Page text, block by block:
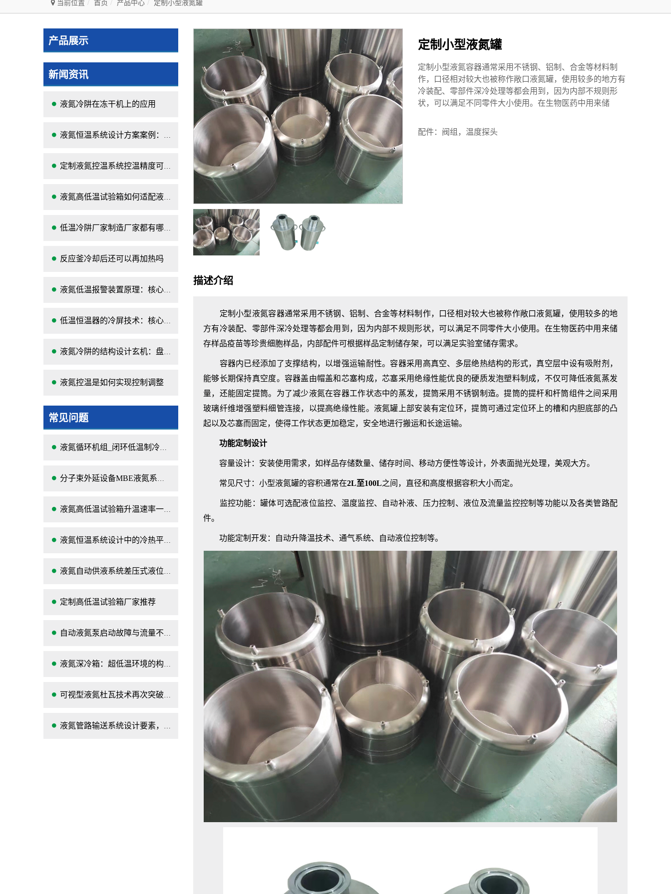
当前位置 首页 产品中心 定制小型液氮罐
产品展示
新闻资讯
液氮冷阱在冻干机上的应用
液氮恒温系统设计方案案例：-120℃深冷控温装置实操记录
定制液氮控温系统控温精度可以达到的范围及应用
液氮高低温试验箱如何适配液氮罐？核心要点与实操指南
低温冷阱厂家制造厂家都有哪些？
反应釜冷却后还可以再加热吗
液氮低温报警装置原理：核心机制、组成与应用解析
低温恒温器的冷屏技术：核心结构、功能与设计解析
液氮冷阱的结构设计玄机：盘管式 vs 腔体式，哪种捕集效率更高
液氮控温是如何实现控制调整
常见问题
液氮循环机组_闭环低温制冷设备
分子束外延设备MBE液氮系统介绍,构成
液氮高低温试验箱升温速率一般多少？
液氮恒温系统设计中的冷热平衡控温难点
液氮自动供液系统差压式液位计测量值周期性
定制高低温试验箱厂家推荐
自动液氮泵启动故障与流量不稳定问题：技术排查
液氮深冷箱：超低温环境的构建与多领域技术赋能
可视型液氮杜瓦技术再次突破赋能
液氮管路输送系统设计要素，及其功能开发
定制小型液氮罐
定制小型液氮容器通常采用不锈钢、铝制、合金等材料制
作，口径相对较大也被称作敞口液氮罐，使用较多的地方有
冷装配、零部件深冷处理等都会用到，因为内部不规则形
状，可以满足不同零件大小使用。在生物医药中用来储
配件：阀组，温度探头
描述介绍
定制小型液氮容器通常采用不锈钢、铝制、合金等材料制作，口径相对较大也被称作敞口液氮罐，使用较多的地
方有冷装配、零部件深冷处理等都会用到，因为内部不规则形状，可以满足不同零件大小使用。在生物医药中用来储
存样品疫苗等珍贵细胞样品，内部配件可根据样品定制储存架，可以满足实验室储存需求。
容器内已经添加了支撑结构，以增强运输耐性。容器采用高真空、多层绝热结构的形式，真空层中设有吸附剂，
能够长期保持真空度。容器盖由帽盖和芯塞构成，芯塞采用绝缘性能优良的硬质发泡塑料制成，不仅可降低液氮蒸发
量，还能固定提筒。为了减少液氮在容器工作状态中的蒸发，提筒采用不锈钢制造。提筒的提杆和杆筒组件之间采用
玻璃纤维增强塑料细管连接，以提高绝缘性能。液氮罐上部安装有定位环，提筒可通过定位环上的槽和内胆底部的凸
起以及芯塞而固定，使得工作状态更加稳定，安全地进行搬运和长途运输。
功能定制设计
容量设计：安装使用需求，如样品存储数量、储存时间、移动方便性等设计，外表面抛光处理，美观大方。
常见尺寸：小型液氮罐的容积通常在2L至100L之间，直径和高度根据容积大小而定。
监控功能：罐体可选配液位监控、温度监控、自动补液、压力控制、液位及流量监控控制等功能以及各类管路配
件。
功能定制开发：自动升降温技术、通气系统、自动液位控制等。